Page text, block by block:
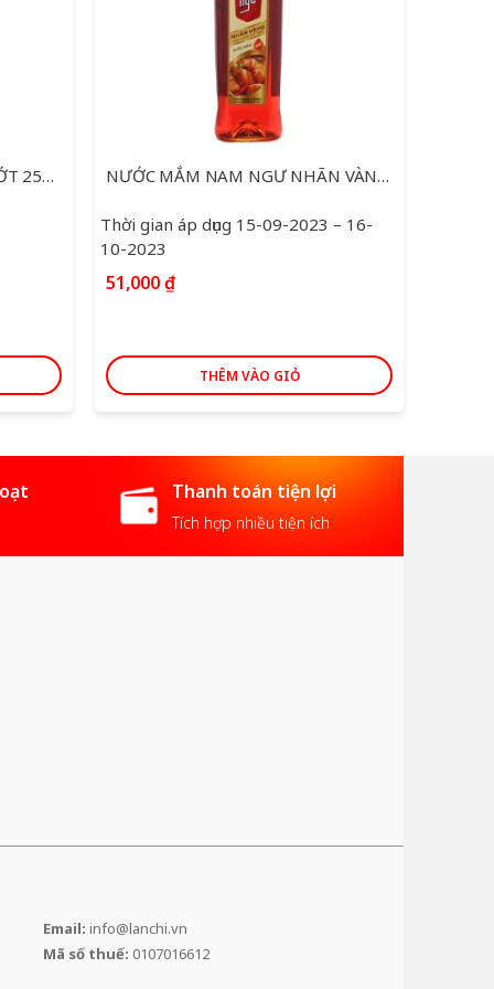
NƯỚC MẮM NAM NGƯ NHÃN VÀNG 650ML
16-
NƯỚC TƯƠNG ĐẬU NÀNH MAGGI 700ML
Thời gian áp dụng 15-09-2023 – 16-
10-2023
35,000₫
THÊM VÀO GIỎ
Thanh toán tiện lợi
Tích hợp nhiều tiện ích
Email: info@lanchi.vn
Mã số thuế: 0107016612